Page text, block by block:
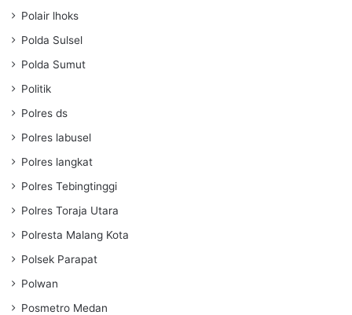
Polair lhoks
Polda Sulsel
Polda Sumut
Politik
Polres ds
Polres labusel
Polres langkat
Polres Tebingtinggi
Polres Toraja Utara
Polresta Malang Kota
Polsek Parapat
Polwan
Posmetro Medan